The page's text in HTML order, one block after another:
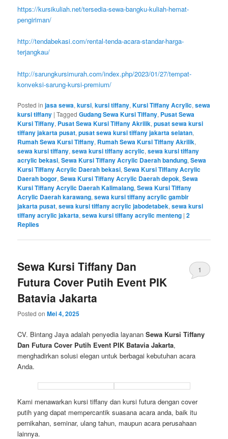
https://kursikuliah.net/tersedia-sewa-bangku-kuliah-hemat-
pengiriman/
http://tendabekasi.com/rental-tenda-acara-standar-harga-
terjangkau/
http://sarungkursimurah.com/index.php/2023/01/27/tempat-
konveksi-sarung-kursi-premium/
Posted in jasa sewa,kursi,kursi tiffany,Kursi Tiffany Acrylic,sewa
kursi tiffany |Tagged Gudang Sewa Kursi Tiffany, Pusat Sewa
Kursi Tiffany, Pusat Sewa Kursi Tiffany Akrilik,pusat sewa kursi
tiffany jakarta pusat,pusat sewa kursi tiffany jakarta selatan,
Rumah Sewa Kursi Tiffany, Rumah Sewa Kursi Tiffany Akrilik,
sewa kursi tiffany,sewa kursi tiffany acrylic,sewa kursi tiffany
acrylic bekasi,Sewa Kursi Tiffany Acrylic Daerah bandung,Sewa
Kursi Tiffany Acrylic Daerah bekasi,Sewa Kursi Tiffany Acrylic
Daerah bogor,Sewa Kursi Tiffany Acrylic Daerah depok,Sewa
Kursi Tiffany Acrylic Daerah Kalimalang,Sewa Kursi Tiffany
Acrylic Daerah karawang,sewa kursi tiffany acrylic gambir
jakarta pusat,sewa kursi tiffany acrylic jabodetabek,sewa kursi
tiffany acrylic jakarta,sewa kursi tiffany acrylic menteng |2
Replies
Sewa Kursi Tiffany Dan
Futura Cover Putih Event PIK
Batavia Jakarta
Posted onMei 4, 2025
1
CV. Bintang Jaya adalah penyedia layananSewa Kursi Tiffany
Dan Futura Cover Putih Event PIK Batavia Jakarta,
menghadirkan solusi elegan untuk berbagai kebutuhan acara
Anda.